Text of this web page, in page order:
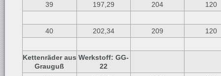
39
197,29 204 120
40 202,34 209 120
Kettenräder aus
Grauguß
Werkstoff: GG-
22